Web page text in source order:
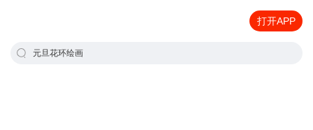
打开APP
元旦花环绘画